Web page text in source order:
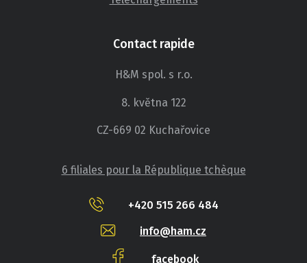
Contact rapide
H&M spol. s r.o.
8. května 122
CZ-669 02 Kuchařovice
6 filiales pour la République tchèque
+420 515 266 484
info@ham.cz
facebook